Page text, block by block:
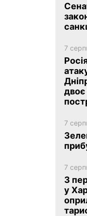
en
7
двоє
7
7
З
у